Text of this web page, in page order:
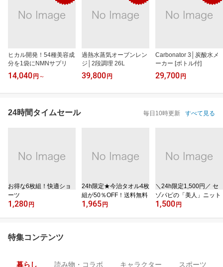
ヒカル開発！54種美容成
分を1袋にNMNサプリ
14,040 円 ～
過熱水蒸気オーブンレン
ジ│2段調理 26L
39,800 円
Carbonator 3│炭酸水メ
ーカー [ボトル付]
29,700 円
24時間タイムセール 毎日10時更新 すべて見る
お得な6枚組！快適ショ
ーツ
1,280 円
24h限定★今治タオル4枚
組が50％OFF！送料無料
1,965 円
＼24h限定1,500円／ セ
ゾパピの「美人」ニット
1,500 円
特集コンテンツ
暮らし 読み物・コラボ キャラクター スポーツ